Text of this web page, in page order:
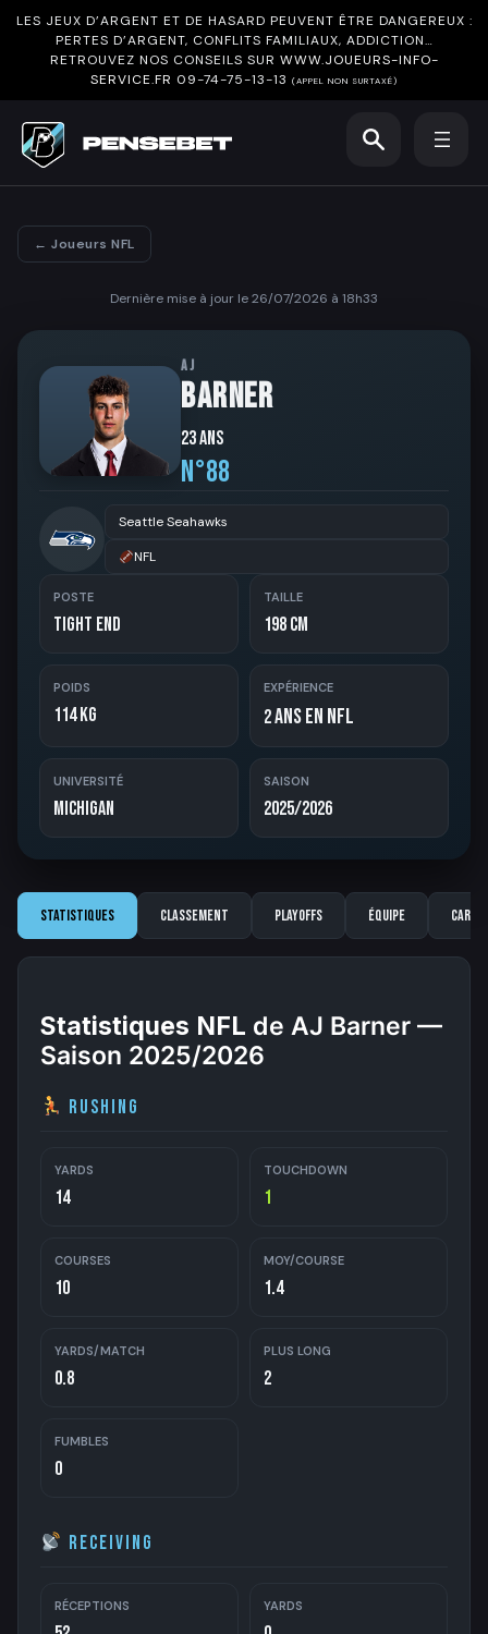
LES JEUX D’ARGENT ET DE HASARD PEUVENT ÊTRE DANGEREUX :
PERTES D’ARGENT, CONFLITS FAMILIAUX, ADDICTION…
RETROUVEZ NOS CONSEILS SUR WWW.JOUEURS-INFO-
SERVICE.FR 09-74-75-13-13 (APPEL NON SURTAXÉ)
← Joueurs NFL
Dernière mise à jour le 26/07/2026 à 18h33
AJ
BARNER
23 ans
N°88
Seattle Seahawks
NFL
POSTE
Tight End
TAILLE
198 cm
POIDS
114 kg
EXPÉRIENCE
2ans en NFL
UNIVERSITÉ
Michigan
SAISON
2025/2026
Statistiques Classement Playoffs Équipe
Statistiques NFL de AJ Barner —
Saison 2025/2026
Rushing
YARDS
14
TOUCHDOWN
1
COURSES
10
MOY/COURSE
1.4
YARDS/MATCH
0.8
PLUS LONG
2
FUMBLES
0
Receiving
RÉCEPTIONS YARDS